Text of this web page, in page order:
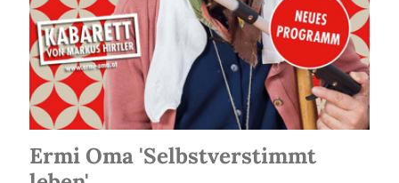
Ermi Oma 'Selbstverstimmt